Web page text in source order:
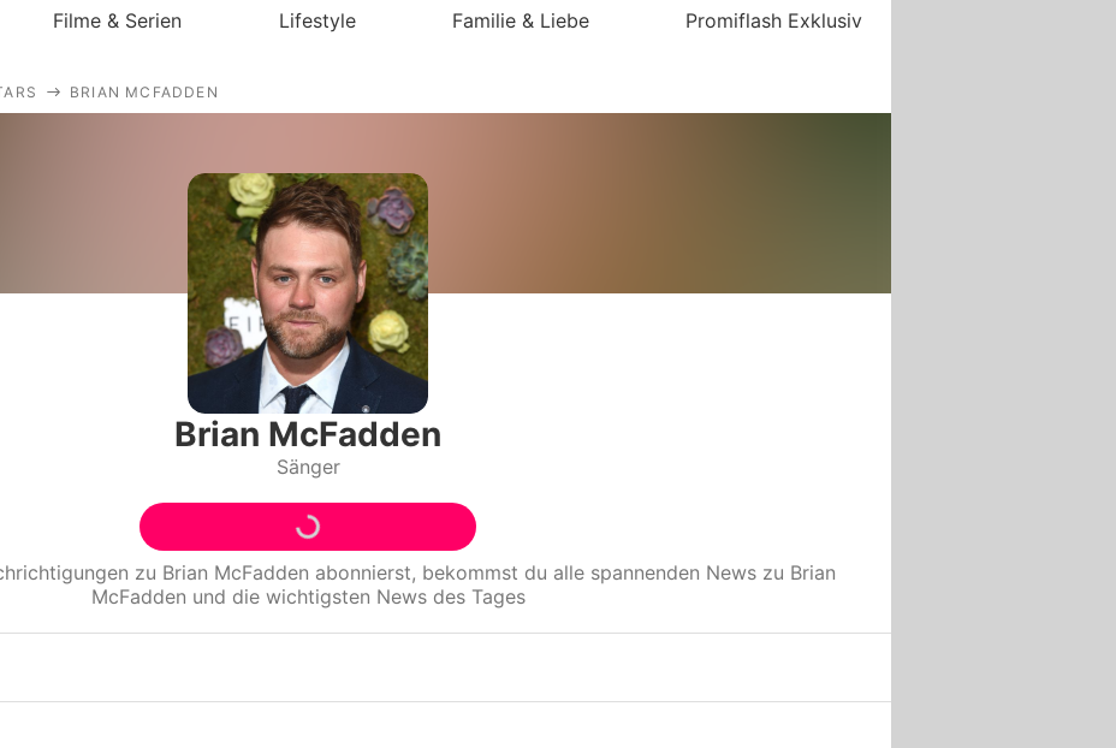
Filme & Serien
Lifestyle
Familie & Liebe
Promiflash Exklusiv
Alle Themen auf Promiflash
Jobs
App runterladen
Team
Filme & Serien Lifestyle Familie & Liebe Promiflash Exklusiv
BRIAN MCFADDEN
Brian McFadden
Sänger
zu Brian McFadden abonnierst, bekommst du alle spannenden News zu Brian
McFadden und die wichtigsten News des Tages